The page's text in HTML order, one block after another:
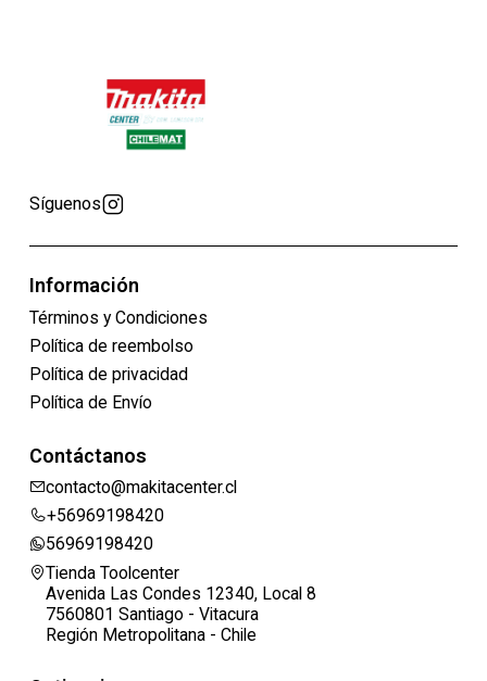
Síguenos
Información
Términos y Condiciones
Política de reembolso
Política de privacidad
Política de Envío
Contáctanos
contacto@makitacenter.cl
+56969198420
56969198420
Tienda Toolcenter
Avenida Las Condes 12340, Local 8
7560801 Santiago - Vitacura
Región Metropolitana - Chile